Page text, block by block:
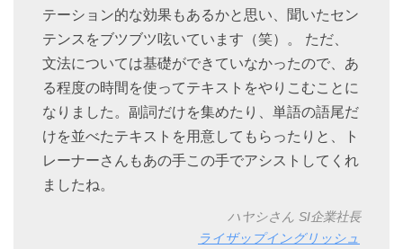
テーション的な効果もあるかと思い、聞いたセン
テンスをブツブツ呟いています（笑）。 ただ、
文法については基礎ができていなかったので、あ
る程度の時間を使ってテキストをやりこむことに
なりました。副詞だけを集めたり、単語の語尾だ
けを並べたテキストを用意してもらったりと、ト
レーナーさんもあの手この手でアシストしてくれ
ましたね。
ハヤシさん SI企業社長
ライザップイングリッシュ